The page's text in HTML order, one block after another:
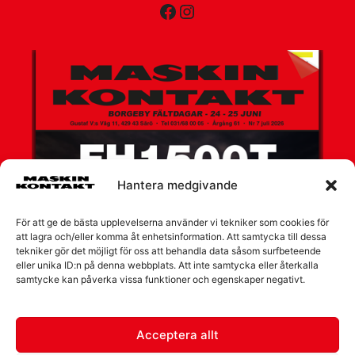
Hantera medgivande
För att ge de bästa upplevelserna använder vi tekniker som cookies för
att lagra och/eller komma åt enhetsinformation. Att samtycka till dessa
tekniker gör det möjligt för oss att behandla data såsom surfbeteende
eller unika ID:n på denna webbplats. Att inte samtycka eller återkalla
samtycke kan påverka vissa funktioner och egenskaper negativt.
Acceptera allt
Facebook
Instagram